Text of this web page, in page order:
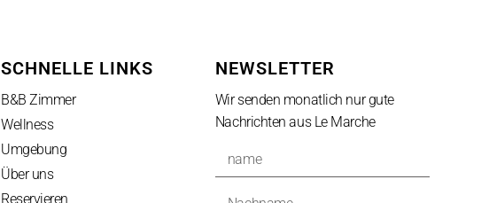
SCHNELLE LINKS
B&B Zimmer
Wellness
Umgebung
Über uns
Reservieren
NEWSLETTER
Wir senden monatlich nur gute
Nachrichten aus Le Marche